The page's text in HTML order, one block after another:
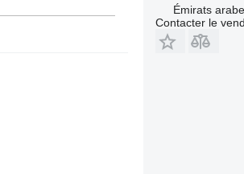
Émirats
Contacter le